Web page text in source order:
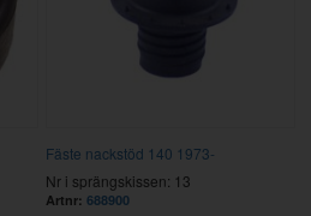
Fäste nackstöd 140 1973-
Nr i sprängskissen: 13
Artnr: 688900